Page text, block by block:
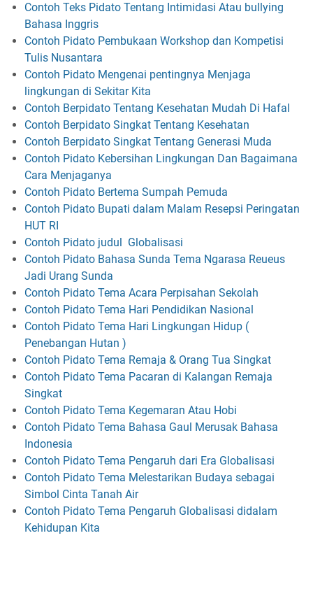
Contoh Teks Pidato Tentang Intimidasi Atau bullying
Bahasa Inggris
Contoh Pidato Pembukaan Workshop dan Kompetisi
Tulis Nusantara
Contoh Pidato Mengenai pentingnya Menjaga
lingkungan di Sekitar Kita
Contoh Berpidato Tentang Kesehatan Mudah Di Hafal
Contoh Berpidato Singkat Tentang Kesehatan
Contoh Berpidato Singkat Tentang Generasi Muda
Contoh Pidato Kebersihan Lingkungan Dan Bagaimana
Cara Menjaganya
Contoh Pidato Bertema Sumpah Pemuda
Contoh Pidato Bupati dalam Malam Resepsi Peringatan
HUT RI
Contoh Pidato judul Globalisasi
Contoh Pidato Bahasa Sunda Tema Ngarasa Reueus
Jadi Urang Sunda
Contoh Pidato Tema Acara Perpisahan Sekolah
Contoh Pidato Tema Hari Pendidikan Nasional
Contoh Pidato Tema Hari Lingkungan Hidup (
Penebangan Hutan )
Contoh Pidato Tema Remaja & Orang Tua Singkat
Contoh Pidato Tema Pacaran di Kalangan Remaja
Singkat
Contoh Pidato Tema Kegemaran Atau Hobi
Contoh Pidato Tema Bahasa Gaul Merusak Bahasa
Indonesia
Contoh Pidato Tema Pengaruh dari Era Globalisasi
Contoh Pidato Tema Melestarikan Budaya sebagai
Simbol Cinta Tanah Air
Contoh Pidato Tema Pengaruh Globalisasi didalam
Kehidupan Kita